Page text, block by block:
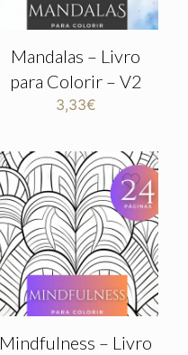
Mandalas – Livro
para Colorir – V2
3,33€
Mindfulness – Livro